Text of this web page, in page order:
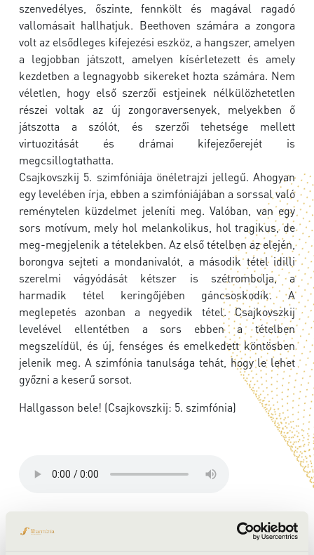
szenvedélyes, őszinte, fennkölt és magával ragadó
vallomásait hallhatjuk. Beethoven számára a zongora
volt az elsődleges kifejezési eszköz, a hangszer, amelyen
a legjobban játszott, amelyen kísérletezett és amely
kezdetben a legnagyobb sikereket hozta számára. Nem
véletlen, hogy első szerzői estjeinek nélkülözhetetlen
részei voltak az új zongoraversenyek, melyekben ő
játszotta a szólót, és szerzői tehetsége mellett
virtuozitását és drámai kifejezőerejét is
megcsillogtathatta.
Csajkovszkij 5. szimfóniája önéletrajzi jellegű. Ahogyan
egy levelében írja, ebben a szimfóniájában a sorssal való
reménytelen küzdelmet jeleníti meg. Valóban, van egy
sors motívum, mely hol melankolikus, hol tragikus, de
meg-megjelenik a tételekben. Az első tételben az elején,
borongva sejteti a mondanivalót, a második tétel idilli
szerelmi vágyódását kétszer is szétrombolja, a
harmadik tétel keringőjében gáncsoskodik. A
meglepetés azonban a negyedik tétel. Csajkovszkij
levelével ellentétben a sors ebben a tételben
megszelídül, és új, fenséges és emelkedett köntösben
jelenik meg. A szimfónia tanulsága tehát, hogy le lehet
győzni a keserű sorsot.
Hallgasson bele! (Csajkovszkij: 5. szimfónia)
ELŐADÓK: